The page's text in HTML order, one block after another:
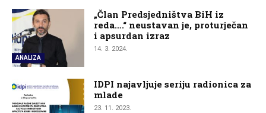
ANALIZA
„Član Predsjedništva BiH iz
reda….“ neustavan je, proturječan
i apsurdan izraz
14. 3. 2024.
IDPI najavljuje seriju radionica za
mlade
23. 11. 2023.